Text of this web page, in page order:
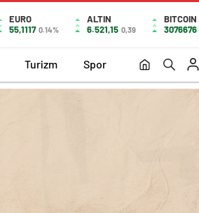
EURO
55,1117 0.14%
ALTIN
6.521,15 0,39
BITCOIN
3076676
Turizm Spor